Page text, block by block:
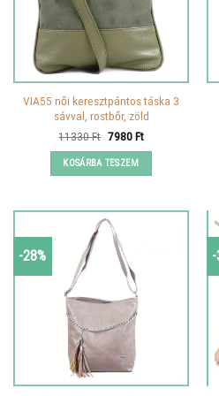
VIA55 női keresztpántos táska 3
sávval, rostbőr, zöld
11330Ft Original
was:
11330 Ft.
7980FtCurrent
KOSÁRBA TESZEM
-28%